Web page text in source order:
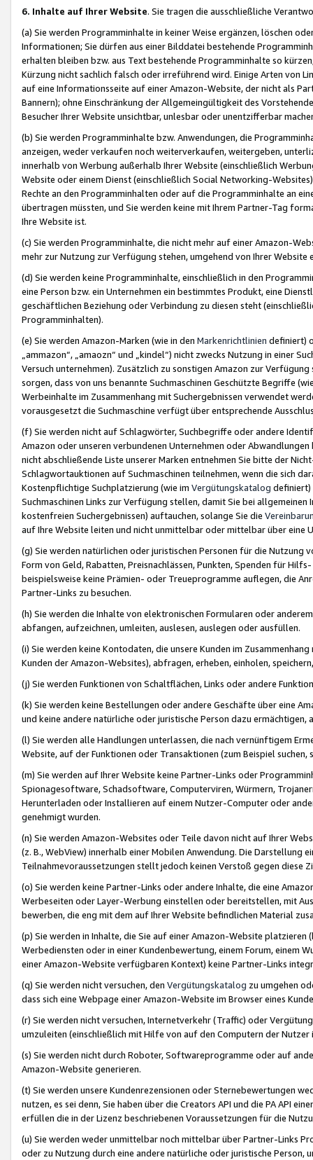
6. Inhalte auf Ihrer Website. Sie tragen die ausschließliche
(a) Sie werden Programminhalte in keiner Weise ergänzen, löschen
Informationen; Sie dürfen aus einer Bilddatei bestehende
erhalten bleiben bzw. aus Text bestehende Programminhalte so
Kürzung nicht sachlich falsch oder irreführend wird. Einige Arten von
auf eine Informationsseite auf einer Amazon-Website, der nicht als
Bannern); ohne Einschränkung der Allgemeingültigkeit des
Besucher Ihrer Website unsichtbar, unlesbar oder unentzifferbar
(b) Sie werden Programminhalte bzw. Anwendungen, die
anzeigen, weder verkaufen noch weiterverkaufen, weitergeben,
innerhalb von Werbung außerhalb Ihrer Website (einschließlich
Website oder einem Dienst (einschließlich Social Networking-
Rechte an den Programminhalten oder auf die Programminhalte an
übertragen müssten, und Sie werden keine mit Ihrem Partner-Tag
Ihre Website ist.
(c) Sie werden Programminhalte, die nicht mehr auf einer Amazon-
mehr zur Nutzung zur Verfügung stehen, umgehend von Ihrer
(d) Sie werden keine Programminhalte, einschließlich in den
eine Person bzw. ein Unternehmen ein bestimmtes Produkt, eine
geschäftlichen Beziehung oder Verbindung zu diesen steht
Programminhalten).
(e) Sie werden Amazon-Marken (wie in den Markenrichtlinien definiert)
„ammazon“, „amaozn“ und „kindel“) nicht zwecks Nutzung in einer
Versuch unternehmen). Zusätzlich zu sonstigen Amazon zur
sorgen, dass von uns benannte Suchmaschinen Geschützte Begriffe
Werbeinhalte im Zusammenhang mit Suchergebnissen verwendet
vorausgesetzt die Suchmaschine verfügt über entsprechende
(f) Sie werden nicht auf Schlagwörter, Suchbegriffe oder andere
Amazon oder unseren verbundenen Unternehmen oder
nicht abschließende Liste unserer Marken entnehmen Sie bitte der
Schlagwortauktionen auf Suchmaschinen teilnehmen, wenn die sich
Kostenpflichtige Suchplatzierung (wie im Vergütungskatalog definiert)
Suchmaschinen Links zur Verfügung stellen, damit Sie bei
kostenfreien Suchergebnissen) auftauchen, solange Sie die
auf Ihre Website leiten und nicht unmittelbar oder mittelbar über eine
(g) Sie werden natürlichen oder juristischen Personen für die Nutzung
Form von Geld, Rabatten, Preisnachlässen, Punkten, Spenden für
beispielsweise keine Prämien- oder Treueprogramme auflegen, die
Partner-Links zu besuchen.
(h) Sie werden die Inhalte von elektronischen Formularen oder
abfangen, aufzeichnen, umleiten, auslesen, auslegen oder ausfüllen.
(i) Sie werden keine Kontodaten, die unsere Kunden im
Kunden der Amazon-Websites), abfragen, erheben, einholen,
(j) Sie werden Funktionen von Schaltflächen, Links oder andere
(k) Sie werden keine Bestellungen oder andere Geschäfte über eine
und keine andere natürliche oder juristische Person dazu
(l) Sie werden alle Handlungen unterlassen, die nach vernünftigem
Website, auf der Funktionen oder Transaktionen (zum Beispiel
(m) Sie werden auf Ihrer Website keine Partner-Links oder
Spionagesoftware, Schadsoftware, Computerviren, Würmern,
Herunterladen oder Installieren auf einem Nutzer-Computer oder
genehmigt wurden.
(n) Sie werden Amazon-Websites oder Teile davon nicht auf Ihrer
(z. B., WebView) innerhalb einer Mobilen Anwendung. Die Darstellung
Teilnahmevoraussetzungen stellt jedoch keinen Verstoß gegen diese
(o) Sie werden keine Partner-Links oder andere Inhalte, die eine
Werbeseiten oder Layer-Werbung einstellen oder bereitstellen, mit
bewerben, die eng mit dem auf Ihrer Website befindlichen Material
(p) Sie werden in Inhalte, die Sie auf einer Amazon-Website
Werbediensten oder in einer Kundenbewertung, einem Forum, einem
einer Amazon-Website verfügbaren Kontext) keine Partner-Links
(q) Sie werden nicht versuchen, den Vergütungskatalog zu umgehen
dass sich eine Webpage einer Amazon-Website im Browser eines
(r) Sie werden nicht versuchen, Internetverkehr (Traffic) oder
umzuleiten (einschließlich mit Hilfe von auf den Computern der
(s) Sie werden nicht durch Roboter, Softwareprogramme oder auf
Amazon-Website generieren.
(t) Sie werden unsere Kundenrezensionen oder Sternebewertungen
nutzen, es sei denn, Sie haben über die Creators API und die PA API
erfüllen die in der Lizenz beschriebenen Voraussetzungen für die
(u) Sie werden weder unmittelbar noch mittelbar über Partner-Links
oder zu Nutzung durch eine andere natürliche oder juristische